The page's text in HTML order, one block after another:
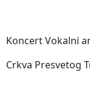
Koncert Vokalni
Crkva Presvetog